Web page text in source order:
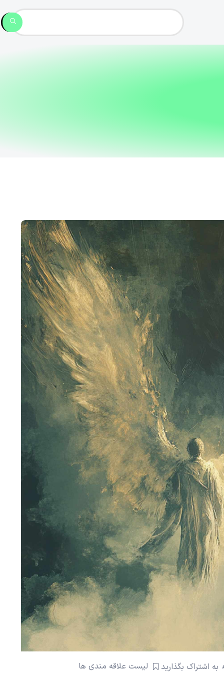
به اشتراک بگذارید لیست علاقه مندی ها